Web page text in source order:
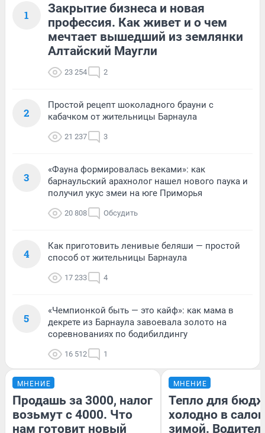
1
Закрытие бизнеса и новая
профессия. Как живет и о чем
мечтает вышедший из землянки
Алтайский Маугли
23 254 2
2
Простой рецепт шоколадного брауни с
кабачком от жительницы Барнаула
21 237 3
3
«Фауна формировалась веками»: как
барнаульский арахнолог нашел нового паука и
получил укус змеи на юге Приморья
20 808 Обсудить
4
Как приготовить ленивые беляши — простой
способ от жительницы Барнаула
17 233 4
5
«Чемпионкой быть — это кайф»: как мама в
декрете из Барнаула завоевала золото на
соревнованиях по бодибилдингу
16 512 1
МНЕНИЕ
Продашь за 3000, налог
возьмут с 4000. Что
нам готовит новый
МНЕНИЕ
Тепло для
холодно в
зимой.